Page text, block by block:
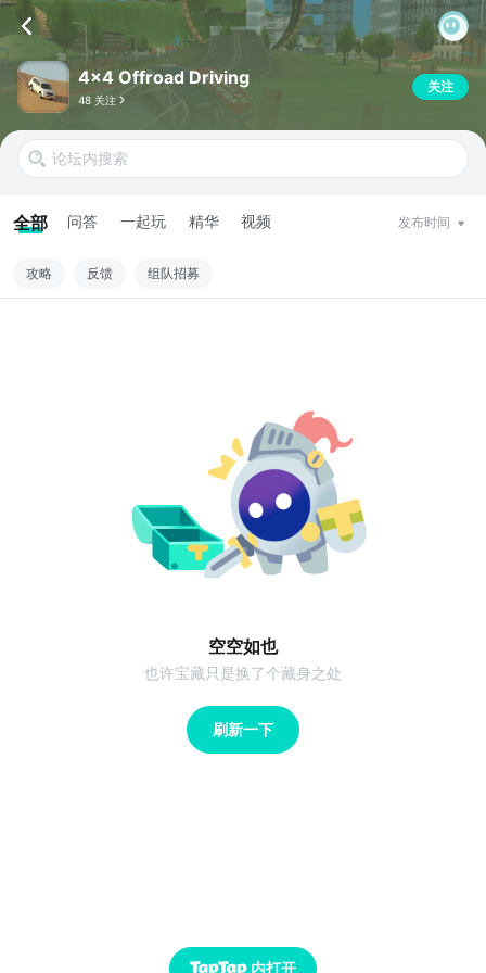
4x4 Offroad Driving
48 关注
关注
全部 问答 一起玩 精华 视频 发布时间
攻略 反馈 组队招募
空空如也
也许宝藏只是换了个藏身之处
刷新一下
内打开